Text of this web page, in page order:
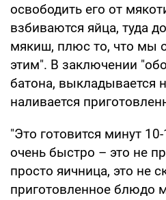
освободить его от
взбиваются яйца, туда
мякиш, плюс то, что мы
этим". В заключении
батона, выкладывается
наливается
"Это готовится минут
очень быстро – это не
просто яичница, это не
приготовленное блюдо